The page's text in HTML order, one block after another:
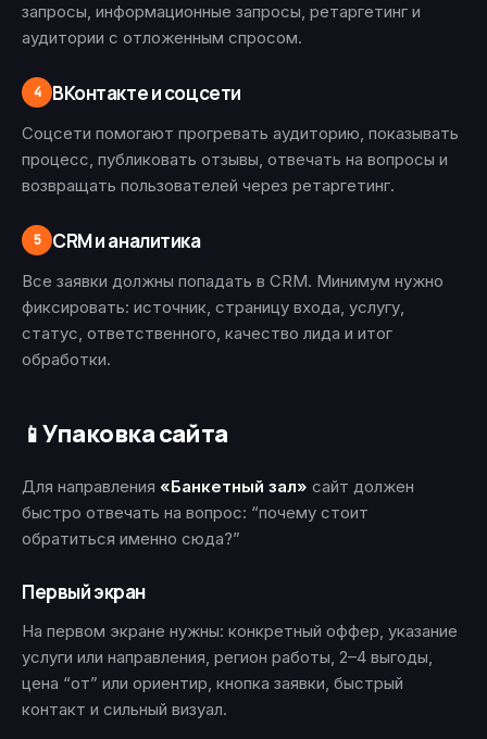
запросы, информационные запросы, ретаргетинг и
аудитории с отложенным спросом.
4 ВКонтакте и соцсети
Соцсети помогают прогревать аудиторию, показывать
процесс, публиковать отзывы, отвечать на вопросы и
возвращать пользователей через ретаргетинг.
5 CRM и аналитика
Все заявки должны попадать в CRM. Минимум нужно
фиксировать: источник, страницу входа, услугу,
статус, ответственного, качество лида и итог
обработки.
📱Упаковка сайта
Для направления «Банкетный зал» сайт должен
быстро отвечать на вопрос: “почему стоит
обратиться именно сюда?”
Первый экран
На первом экране нужны: конкретный оффер, указание
услуги или направления, регион работы, 2–4 выгоды,
цена “от” или ориентир, кнопка заявки, быстрый
контакт и сильный визуал.